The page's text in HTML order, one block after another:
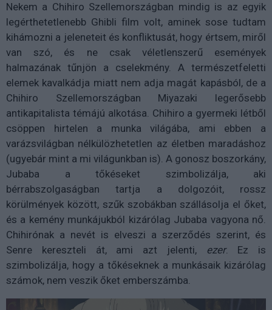
Nekem a Chihiro Szellemországban mindig is az egyik
legérthetetlenebb Ghibli film volt, aminek sose tudtam
kihámozni a jeleneteit és konfliktusát, hogy értsem, miről
van szó, és ne csak véletlenszerű események
halmazának tűnjön a cselekmény. A természetfeletti
elemek kavalkádja miatt nem adja magát kapásból, de a
Chihiro Szellemországban Miyazaki legerősebb
antikapitalista témájú alkotása. Chihiro a gyermeki létből
csöppen hirtelen a munka világába, ami ebben a
varázsvilágban nélkülözhetetlen az életben maradáshoz
(ugyebár mint a mi világunkban is). A gonosz boszorkány,
Jubaba a tőkéseket szimbolizálja, aki
bérrabszolgaságban tartja a dolgozóit, rossz
körülmények között, szűk szobákban szállásolja el őket,
és a kemény munkájukból kizárólag Jubaba vagyona nő.
Chihirónak a nevét is elveszi a szerződés szerint, és
Senre kereszteli át, ami azt jelenti,
ezer. Ez is
szimbolizálja, hogy a tőkéseknek a munkásaik kizárólag
számok, nem veszik őket emberszámba.